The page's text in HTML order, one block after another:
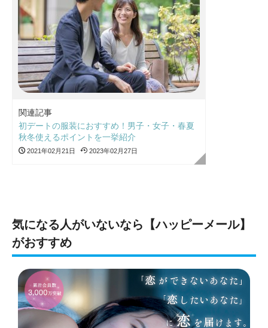
関連記事
初デートの服装におすすめ！男子・女子・春夏
秋冬使えるポイントを一挙紹介
2021年02月21日 2023年02月27日
気になる人がいないなら【ハッピーメール】
がおすすめ